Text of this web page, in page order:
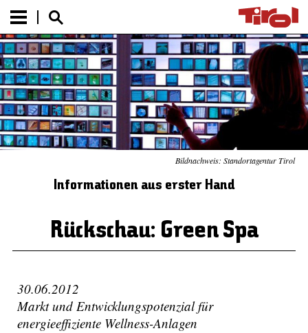
Bildnachweis: Standortagentur Tirol
Informationen aus erster Hand
Rückschau: Green Spa
30.06.2012
Markt und Entwicklungspotenzial für
energieeffiziente Wellness-Anlagen